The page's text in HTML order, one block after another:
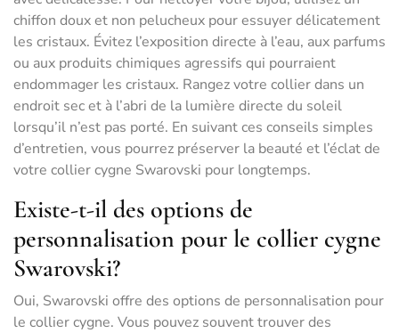
chiffon doux et non pelucheux pour essuyer délicatement
les cristaux. Évitez l’exposition directe à l’eau, aux parfums
ou aux produits chimiques agressifs qui pourraient
endommager les cristaux. Rangez votre collier dans un
endroit sec et à l’abri de la lumière directe du soleil
lorsqu’il n’est pas porté. En suivant ces conseils simples
d’entretien, vous pourrez préserver la beauté et l’éclat de
votre collier cygne Swarovski pour longtemps.
Existe-t-il des options de
personnalisation pour le collier cygne
Swarovski?
Oui, Swarovski offre des options de personnalisation pour
le collier cygne. Vous pouvez souvent trouver des